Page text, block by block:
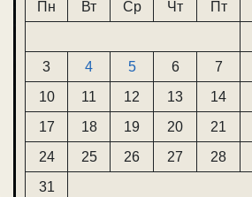
Пн
Вт Ср Чт Пт
3
4 5 6 7
10
11 12 13 14
17
18 19 20 21
24
25 26 27 28
31